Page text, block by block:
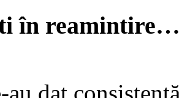
în reamintire…